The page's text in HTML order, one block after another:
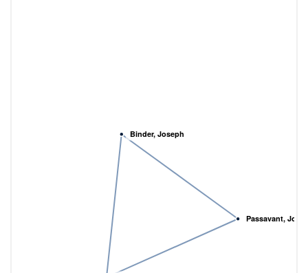
Binder, Joseph
Passavant,